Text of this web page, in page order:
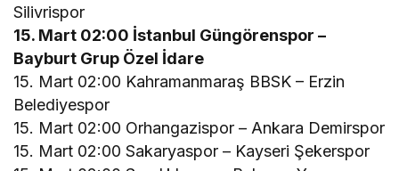
Silivrispor
15. Mart 02:00 İstanbul Güngörenspor –
Bayburt Grup Özel İdare
15. Mart 02:00 Kahramanmaraş BBSK – Erzin
Belediyespor
15. Mart 02:00 Orhangazispor – Ankara Demirspor
15. Mart 02:00 Sakaryaspor – Kayseri Şekerspor